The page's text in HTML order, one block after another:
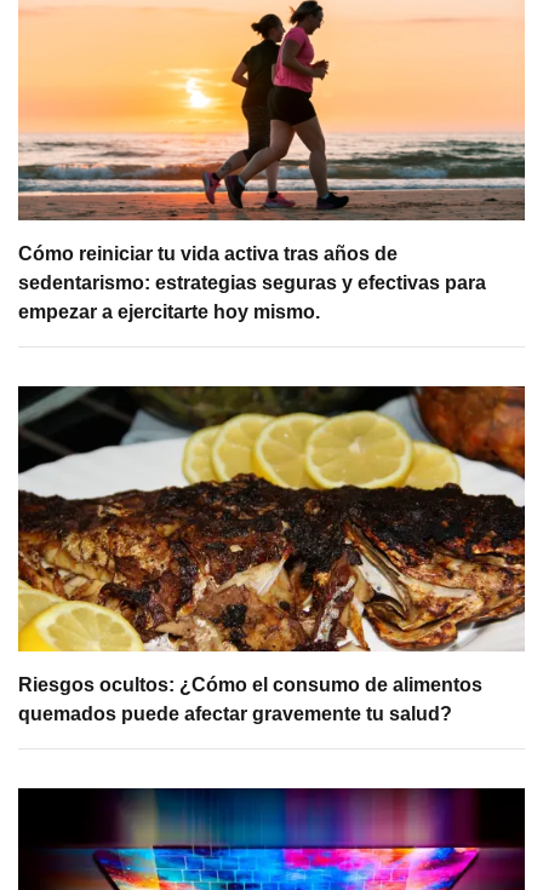
Cómo reiniciar tu vida activa tras años de
sedentarismo: estrategias seguras y efectivas para
empezar a ejercitarte hoy mismo.
Riesgos ocultos: ¿Cómo el consumo de alimentos
quemados puede afectar gravemente tu salud?